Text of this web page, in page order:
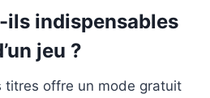
ils indispensables
jeu ?
titres offre un mode gratuit